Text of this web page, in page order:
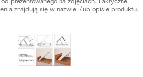
znajdują się w nazwie i/lub opisie produktu.